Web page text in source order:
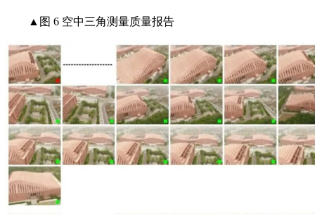
▲图 6 空中三角测量质量报告